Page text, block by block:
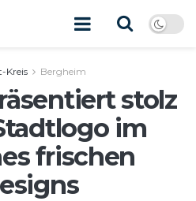
Kreis Bergheim
stolz
im
frischen